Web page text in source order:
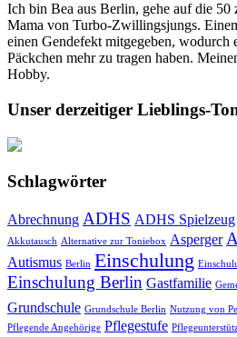
Ich bin Bea aus Berlin, gehe auf die 50
Mama von Turbo-Zwillingsjungs.
einen Gendefekt mitgegeben, wodurch
Päckchen mehr zu tragen haben.
Hobby.
Unser derzeitiger Lieblings-
Schlagwörter
Abrechnung ADHS ADHS Spielzeug
Akkutausch Alternative zur Toniebox Asperger
Autismus Berlin Einschulung
Einschulung Berlin Gastfamilie
Grundschule Grundschule Berlin Nutzung von
Pflegende Angehörige Pflegestufe